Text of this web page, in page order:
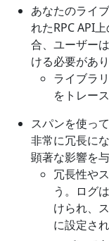
あなたのライ
れたRPC API
合、ユーザー
ける必要があり
ライブラ
をトレー
スパンを使っ
非常に冗長に
顕著な影響を与
冗長性や
う。ログ
けられ、
に設定さ